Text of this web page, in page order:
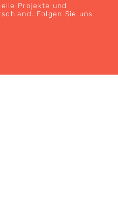
Projekte und
Folgen Sie uns